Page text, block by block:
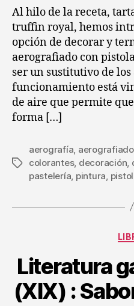
Al hilo de la receta,
truffin royal, hemos
opción de decorar y
aerografiado con
ser un sustitutivo de
funcionamiento está
de aire que permite
forma […]
Etiquetas
aerografía aerografiado,
colorantes, decoración
pastelería pintura
Literatura
(XIX) :